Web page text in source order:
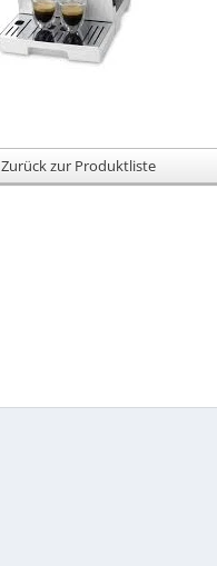
Zurück zur Produktliste